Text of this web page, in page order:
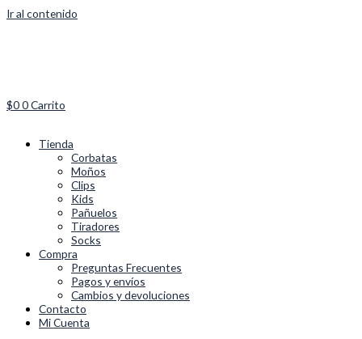
Ir al contenido
$00Carrito
Tienda
Corbatas
Moños
Clips
Kids
Pañuelos
Tiradores
Socks
Compra
Preguntas Frecuentes
Pagos y envíos
Cambios y devoluciones
Contacto
Mi Cuenta